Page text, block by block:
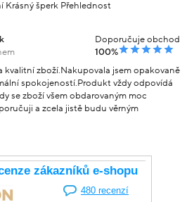
Krásný šperk Přehlednost
Doporučuje obchod
100%
kvalitní zboží.Nakupovala jsem opakovaně
spokojeností.Produkt vždy odpovídá
se zboží všem obdarovaným moc
a zcela jistě budu věrným